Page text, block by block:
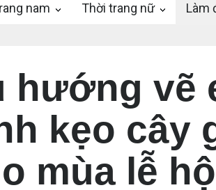
nam Thời trang nữ Làm
hướng vẽ
kẹo cây
mùa lễ